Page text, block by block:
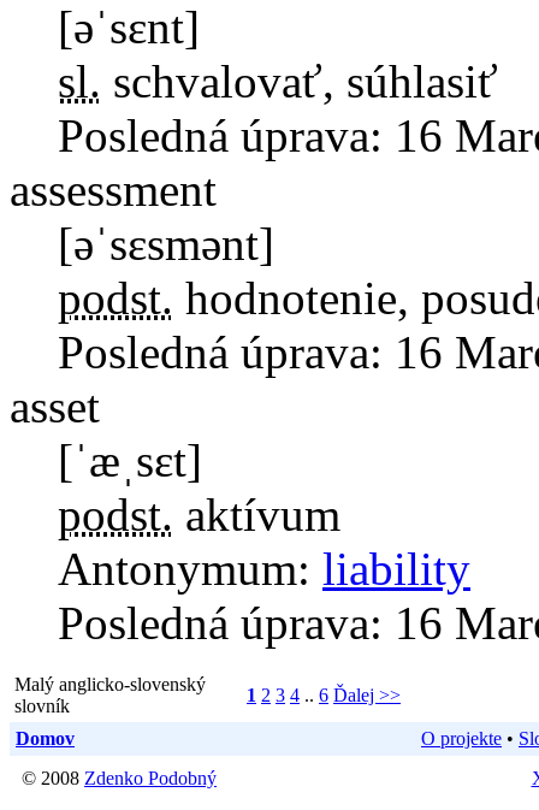
[əˈsɛnt]
sl. schvalovať, súhlasiť
Posledná úprava: 16
assessment
[əˈsɛsmənt]
podst. hodnotenie,
Posledná úprava: 16
asset
[ˈæˌsɛt]
podst. aktívum
Antonymum: liability
Posledná úprava: 16
Malý anglicko-slovenský
slovník
1 2 3 4 .. 6 Ďalej >>
Domov O projekte •
© 2008 Zdenko Podobný